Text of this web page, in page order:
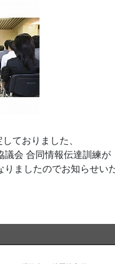
しておりました、
議会 合同情報伝達訓練が
ましたのでお知らせい